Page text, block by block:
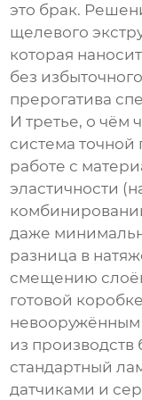
это брак.
щелевого
которая
без
прерогатива
И третье, о чём
система
работе с
эластичности
даже
разница в
смещению
готовой
из производств
стандартный
датчиками и